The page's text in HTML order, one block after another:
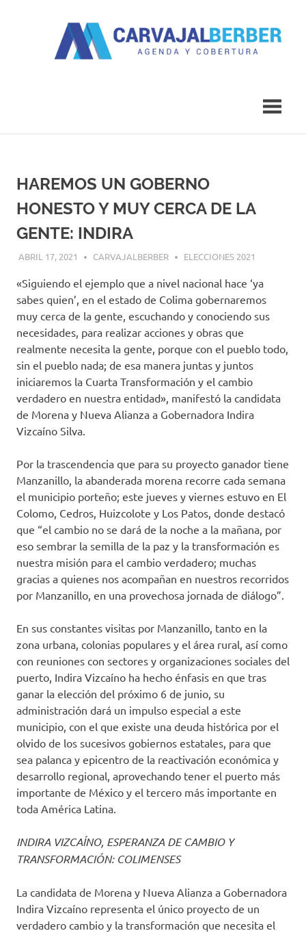
HAREMOS UN GOBERNO
HONESTO Y MUY CERCA DE LA
GENTE: INDIRA
ABRIL 17, 2021 CARVAJALBERBER ELECCIONES 2021
«Siguiendo el ejemplo que a nivel nacional hace ‘ya
sabes quien’, en el estado de Colima gobernaremos
muy cerca de la gente, escuchando y conociendo sus
necesidades, para realizar acciones y obras que
realmente necesita la gente, porque con el pueblo todo,
sin el pueblo nada; de esa manera juntas y juntos
iniciaremos la Cuarta Transformación y el cambio
verdadero en nuestra entidad», manifestó la candidata
de Morena y Nueva Alianza a Gobernadora Indira
Vizcaíno Silva.
Por la trascendencia que para su proyecto ganador tiene
Manzanillo, la abanderada morena recorre cada semana
el municipio porteño; este jueves y viernes estuvo en El
Colomo, Cedros, Huizcolote y Los Patos, donde destacó
que “el cambio no se dará de la noche a la mañana, por
eso sembrar la semilla de la paz y la transformación es
nuestra misión para el cambio verdadero; muchas
gracias a quienes nos acompañan en nuestros recorridos
por Manzanillo, en una provechosa jornada de diálogo”.
En sus constantes visitas por Manzanillo, tanto en la
zona urbana, colonias populares y el área rural, así como
con reuniones con sectores y organizaciones sociales del
puerto, Indira Vizcaíno ha hecho énfasis en que tras
ganar la elección del próximo 6 de junio, su
administración dará un impulso especial a este
municipio, con el que existe una deuda histórica por el
olvido de los sucesivos gobiernos estatales, para que
sea palanca y epicentro de la reactivación económica y
desarrollo regional, aprovechando tener el puerto más
importante de México y el tercero más importante en
toda América Latina.
INDIRA VIZCAÍNO, ESPERANZA DE CAMBIO Y
TRANSFORMACIÓN: COLIMENSES
La candidata de Morena y Nueva Alianza a Gobernadora
Indira Vizcaíno representa el único proyecto de un
verdadero cambio y la transformación que necesita el